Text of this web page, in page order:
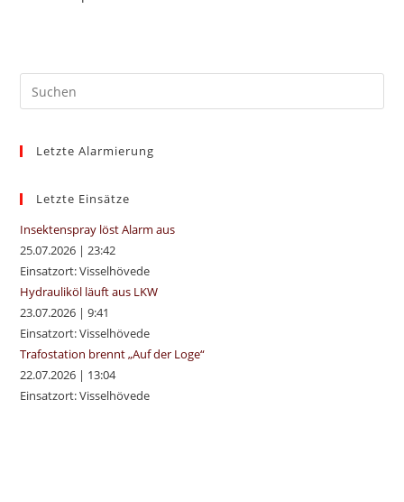
Letzte Alarmierung
Letzte Einsätze
Insektenspray löst Alarm aus
25.07.2026 |23:42
Einsatzort: Visselhövede
Hydrauliköl läuft aus LKW
23.07.2026 |9:41
Einsatzort: Visselhövede
Trafostation brennt „Auf der Loge“
22.07.2026 | 13:04
Einsatzort: Visselhövede